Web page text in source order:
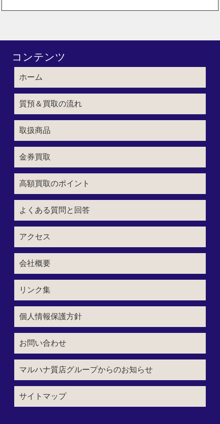
コンテンツ
ホーム
質預＆買取の流れ
取扱商品
金券買取
高額買取のポイント
よくある質問と回答
アクセス
会社概要
リンク集
個人情報保護方針
お問い合わせ
マルハナ質店グループからのお知らせ
サイトマップ